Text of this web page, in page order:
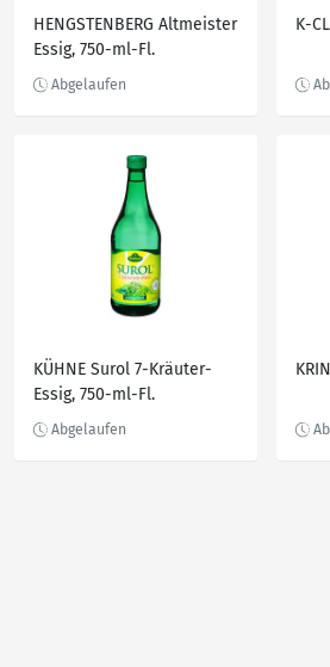
HENGSTENBERG Altmeister
Essig, 750-ml-Fl.
K-
KÜHNE Surol 7-Kräuter-
Essig, 750-ml-Fl.